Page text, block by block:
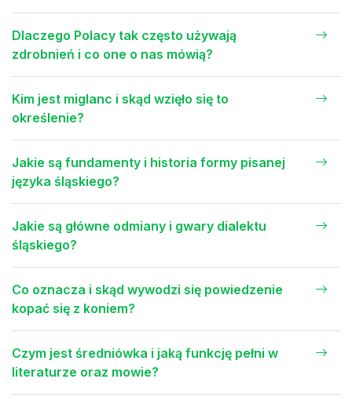
Dlaczego Polacy tak często używają
zdrobnień i co one o nas mówią?
Kim jest miglanc i skąd wzięło się to
określenie?
Jakie są fundamenty i historia formy pisanej
języka śląskiego?
Jakie są główne odmiany i gwary dialektu
śląskiego?
Co oznacza i skąd wywodzi się powiedzenie
kopać się z koniem?
Czym jest średniówka i jaką funkcję pełni w
literaturze oraz mowie?